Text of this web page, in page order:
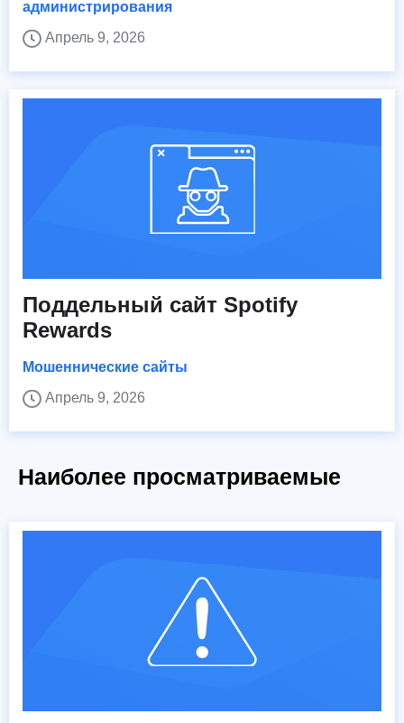
администрирования
Апрель 9, 2026
Поддельный сайт Spotify
Rewards
Мошеннические сайты
Апрель 9, 2026
Наиболее просматриваемые